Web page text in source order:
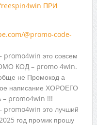
ПРИ
@promo-code-
это совсем
КОД – promo 4win.
не Промокод а
написание ХОРОЕГО
promo4win !!!
это лучший
год промик прошу